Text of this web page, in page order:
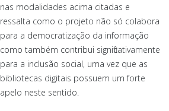
nas modalidades acima citadas e
ressalta como o projeto não só colabora
para a democratização da informação
como também contribui significativamente
para a inclusão social, uma vez que as
bibliotecas digitais possuem um forte
apelo neste sentido.